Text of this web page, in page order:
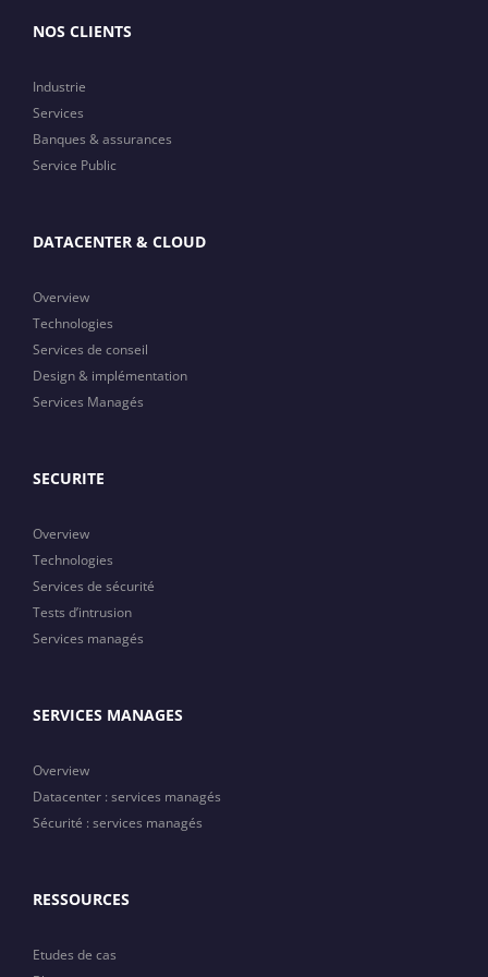
NOS CLIENTS
Industrie
Services
Banques & assurances
Service Public
DATACENTER & CLOUD
Overview
Technologies
Services de conseil
Design & implémentation
Services Managés
SECURITE
Overview
Technologies
Services de sécurité
Tests d’intrusion
Services managés
SERVICES MANAGES
Overview
Datacenter : services managés
Sécurité : services managés
RESSOURCES
Etudes de cas